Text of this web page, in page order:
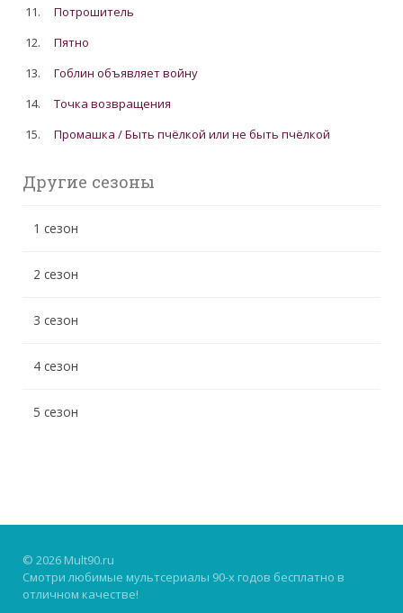
11.
Потрошитель
12.
Пятно
13.
Гоблин объявляет войну
14.
Точка возвращения
15.
Промашка / Быть пчёлкой или не быть пчёлкой
Другие сезоны
1 сезон
2 сезон
3 сезон
4 сезон
5 сезон
© 2026 Mult90.ru
Смотри любимые мультсериалы 90-х годов бесплатно в
отличном качестве!